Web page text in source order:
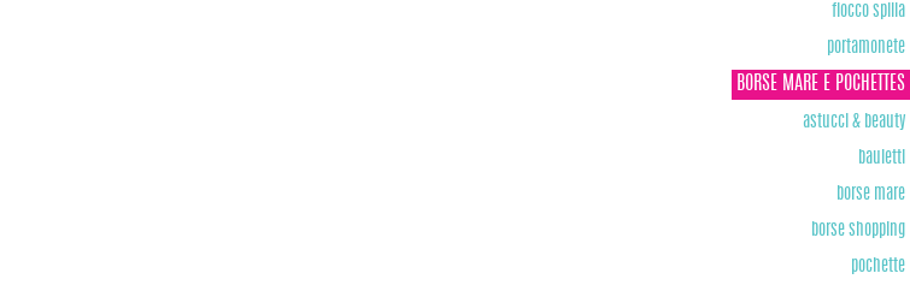
fiocco spilla
portamonete
BORSE MARE E POCHETTES
astucci & beauty
bauletti
borse mare
borse shopping
pochette